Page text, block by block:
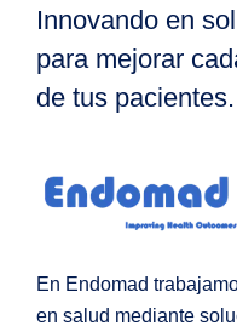
Innovando en
para mejorar
de tus pacientes.
En Endomad
en salud mediante